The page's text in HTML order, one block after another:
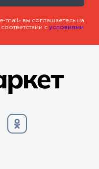
mail» вы соглашаетесь на
с условиями